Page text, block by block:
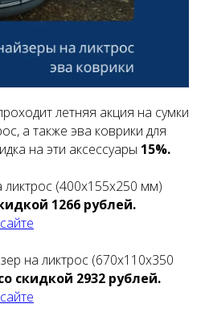
летняя акция на сумки
а также эва коврики для
на эти аксессуары 15%.
(400х155х250 мм)
1266 рублей.
на ликтрос (670х110х350
скидкой 2932 рублей.